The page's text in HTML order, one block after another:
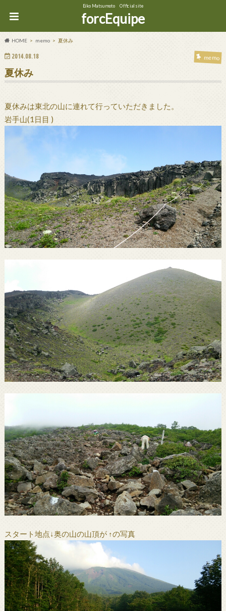
Eiko Matsumoto Official site
forcEquipe
HOME memo 夏休み
2014.08.18 memo
夏休み
夏休みは東北の山に連れて行っていただきました。
岩手山(1日目 )
スタート地点↓奥の山の山頂が ↑の写真